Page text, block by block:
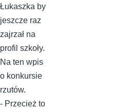
Łukaszka by
jeszcze raz
zajrzał na
profil szkoły.
Na ten wpis
o konkursie
rzutów.
- Przecież to